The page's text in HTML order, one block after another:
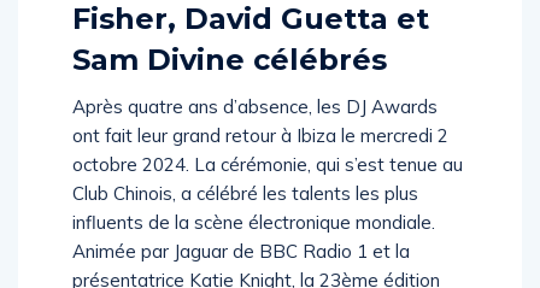
Fisher, David Guetta et
Sam Divine célébrés
Après quatre ans d’absence, les DJ Awards
ont fait leur grand retour à Ibiza le mercredi 2
octobre 2024. La cérémonie, qui s’est tenue au
Club Chinois, a célébré les talents les plus
influents de la scène électronique mondiale.
Animée par Jaguar de BBC Radio 1 et la
présentatrice Katie Knight, la 23ème édition